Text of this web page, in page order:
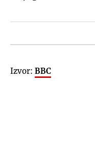
Izvor: BBC